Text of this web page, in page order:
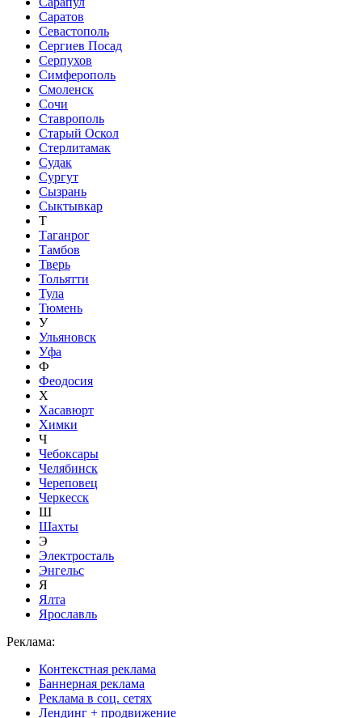
Саратов
Севастополь
Сергиев Посад
Серпухов
Симферополь
Смоленск
Сочи
Ставрополь
Старый Оскол
Стерлитамак
Судак
Сургут
Сызрань
Сыктывкар
Т
Таганрог
Тамбов
Тверь
Тольятти
Тула
Тюмень
У
Ульяновск
Уфа
Ф
Феодосия
Х
Хасавюрт
Химки
Ч
Чебоксары
Челябинск
Череповец
Черкесск
Ш
Шахты
Э
Электросталь
Энгельс
Я
Ялта
Ярославль
Реклама:
Контекстная реклама
Баннерная реклама
Реклама в соц. сетях
Лендинг + продвижение